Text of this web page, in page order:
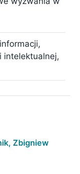
intelektualnej,
Zbigniew